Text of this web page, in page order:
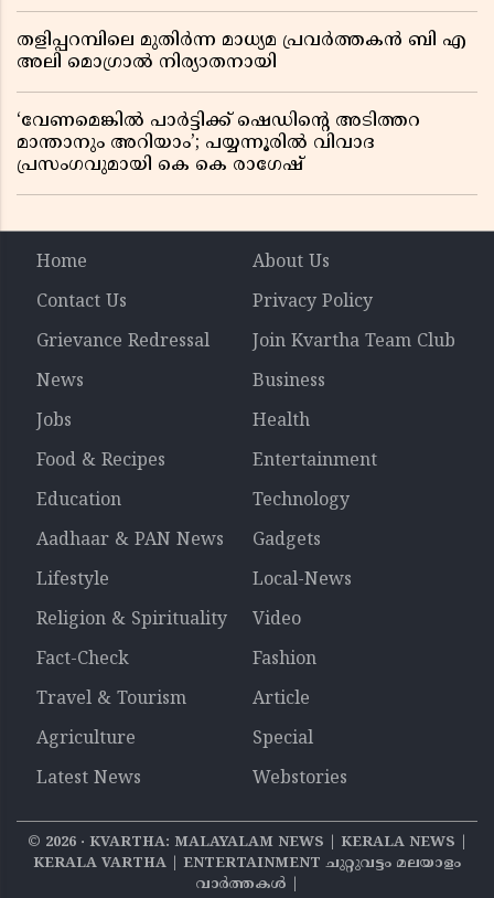
തളിപ്പറമ്പിലെ മുതിർന്ന മാധ്യമ പ്രവർത്തകൻ ബി എ
അലി മൊഗ്രാൽ നിര്യാതനായി
‘വേണമെങ്കിൽ പാർട്ടിക്ക് ഷെഡിൻ്റെ അടിത്തറ
മാന്താനും അറിയാം’; പയ്യന്നൂരിൽ വിവാദ
പ്രസംഗവുമായി കെ കെ രാഗേഷ്
Home
About Us
Contact Us
Privacy Policy
Grievance Redressal
Join Kvartha Team Club
News
Business
Jobs
Health
Food & Recipes
Entertainment
Education
Technology
Aadhaar & PAN News
Gadgets
Lifestyle
Local-News
Religion & Spirituality
Video
Fact-Check
Fashion
Travel & Tourism
Article
Agriculture
Special
Latest News
Webstories
© 2026‧ KVARTHA: MALAYALAM NEWS | KERALA NEWS |
KERALA VARTHA | ENTERTAINMENT ചുറ്റുവട്ടം മലയാളം
വാര്‍ത്തകൾ |